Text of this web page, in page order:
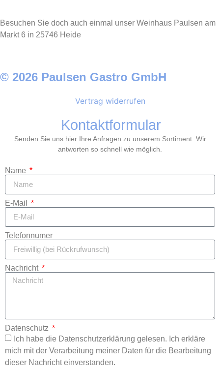
Besuchen Sie doch auch einmal unser Weinhaus Paulsen am
Markt 6 in 25746 Heide
© 2026 Paulsen Gastro GmbH
Vertrag widerrufen
Kontaktformular
Senden Sie uns hier Ihre Anfragen zu unserem Sortiment. Wir
antworten so schnell wie möglich.
Name
E-Mail
Telefonnumer
Nachricht
Datenschutz
Ich habe die Datenschutzerklärung gelesen. Ich erkläre
mich mit der Verarbeitung meiner Daten für die Bearbeitung
dieser Nachricht einverstanden.